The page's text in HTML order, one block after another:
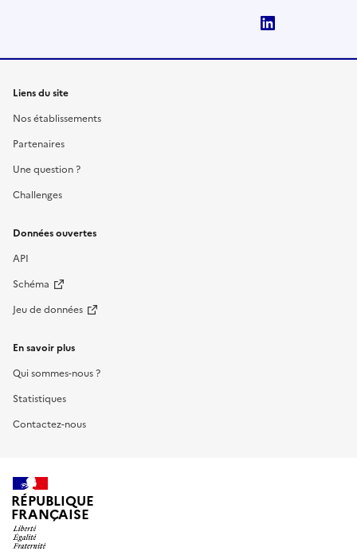
Liens du site
Nos établissements
Partenaires
Une question ?
Challenges
Données ouvertes
API
Schéma
Jeu de données
En savoir plus
Qui sommes-nous ?
Statistiques
Contactez-nous
RÉPUBLIQUE
FRANÇAISE